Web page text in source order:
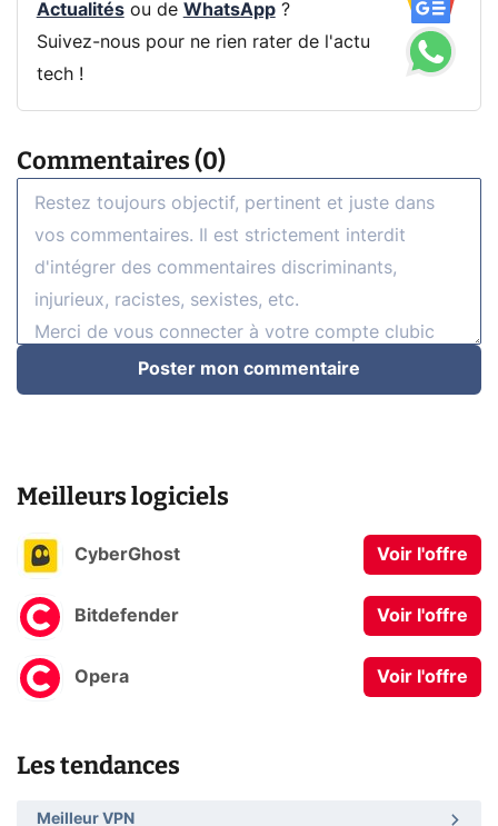
Actualitésou de WhatsApp?
Suivez-nous pour ne rien rater de l'actu
tech !
Commentaires (0)
Poster mon commentaire
Meilleurs logiciels
CyberGhost Voir l'offre
Bitdefender Voir l'offre
Opera Voir l'offre
Les tendances
Meilleur VPN